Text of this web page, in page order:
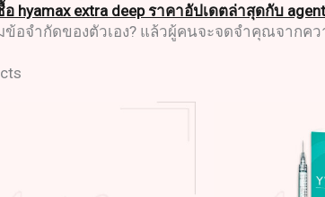
hyamax extra deep ราคาอัปเดตล่าสุดกับ
ข้อจำกัดของตัวเอง? แล้วผู้คนจะจดจำคุณจากค